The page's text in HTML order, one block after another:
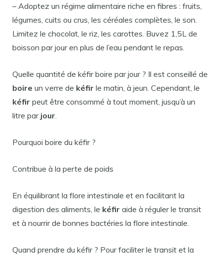
– Adoptez un régime alimentaire riche en fibres : fruits,
légumes, cuits ou crus, les céréales complètes, le son.
Limitez le chocolat, le riz, les carottes. Buvez 1,5L de
boisson par jour en plus de l’eau pendant le repas.
Quelle quantité de kéfir boire par jour ? Il est conseillé de
boire un verre de kéfir le matin, à jeun. Cependant, le
kéfir peut être consommé à tout moment, jusqu’à un
litre par jour.
Pourquoi boire du kéfir ?
Contribue à la perte de poids
En équilibrant la flore intestinale et en facilitant la
digestion des aliments, le kéfir aide à réguler le transit
et à nourrir de bonnes bactéries la flore intestinale.
Quand prendre du kéfir ? Pour faciliter le transit et la